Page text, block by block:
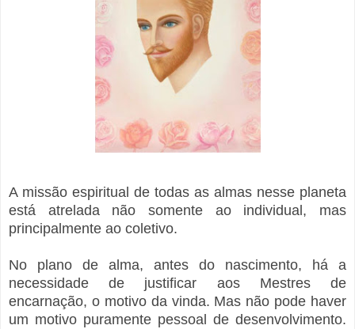
A missão espiritual de todas as almas nesse planeta
está atrelada não somente ao individual, mas
principalmente ao coletivo.
No plano de alma, antes do nascimento, há a
necessidade de justificar aos Mestres de
encarnação, o motivo da vinda. Mas não pode haver
um motivo puramente pessoal de desenvolvimento.